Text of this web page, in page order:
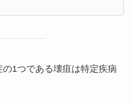
1つである壊疽は特定疾病